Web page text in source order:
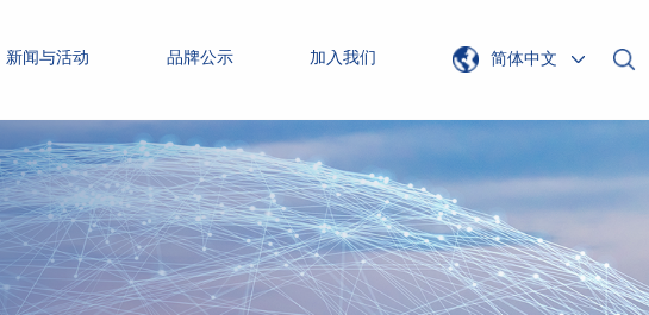
新闻与活动 品牌公示 加入我们 简体中文